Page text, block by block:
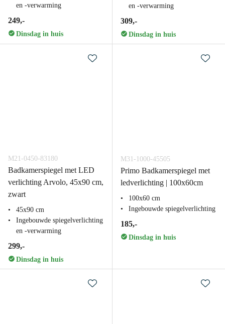
en -verwarming
249,-
Dinsdag in huis
en -verwarming
309,-
Dinsdag in huis
M21-0450-83180
Badkamerspiegel met LED
verlichting Arvolo, 45x90 cm,
zwart
45x90 cm
Ingebouwde spiegelverlichting
en -verwarming
299,-
Dinsdag in huis
M31-1000-45505
Primo Badkamerspiegel met
ledverlichting | 100x60cm
100x60 cm
Ingebouwde spiegelverlichting
185,-
Dinsdag in huis